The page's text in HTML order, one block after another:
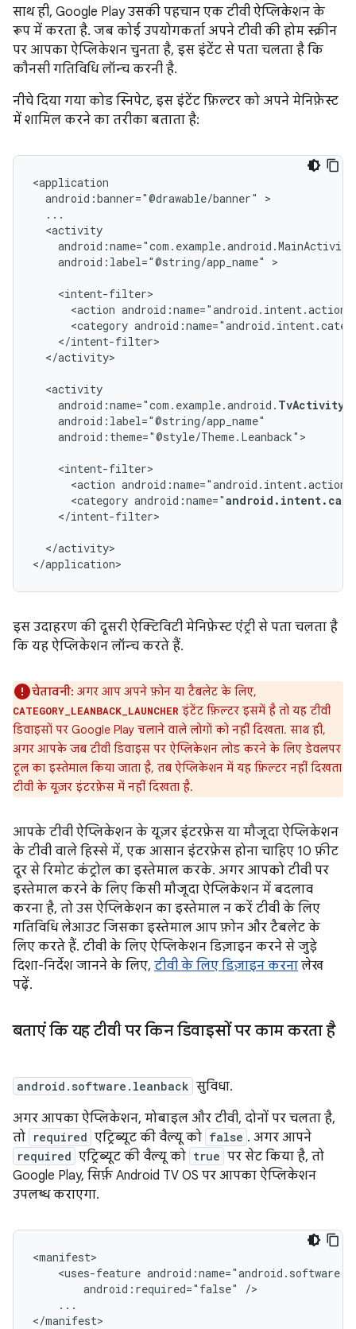
साथ ही, Google Play उसकी पहचान एक टीवी ऐप्लिकेशन के
रूप में करता है. जब कोई उपयोगकर्ता अपने टीवी की होम स्क्रीन
पर आपका ऐप्लिकेशन चुनता है, इस इंटेंट से पता चलता है कि
कौनसी गतिविधि लॉन्च करनी है.
नीचे दिया गया कोड स्निपेट, इस इंटेंट फ़िल्टर को अपने मेनिफ़ेस्ट
में शामिल करने का तरीका बताता है:
android:banner="@drawable/banner"
android:label="@string/app_name" >
<action
<category
</activity>
android:name="com.example.android. TvActivity
android:theme="@style/Theme.Leanback">
<action
<category android:name="
</intent-filter>
</activity>
</application>
इस उदाहरण की दूसरी ऐक्टिविटी मेनिफ़ेस्ट एंट्री से पता चलता है
कि यह ऐप्लिकेशन लॉन्च करते हैं.
चेतावनी: अगर आप अपने फ़ोन या टैबलेट के लिए,
CATEGORY_LEANBACK_LAUNCHER इंटेंट फ़िल्टर इसमें है तो यह टीवी
डिवाइसों पर Google Play चलाने वाले लोगों को नहीं दिखता. साथ ही,
अगर आपके जब टीवी डिवाइस पर ऐप्लिकेशन लोड करने के लिए डेवलपर
टूल का इस्तेमाल किया जाता है, तब ऐप्लिकेशन में यह फ़िल्टर नहीं दिखता
टीवी के यूज़र इंटरफ़ेस में नहीं दिखता है.
आपके टीवी ऐप्लिकेशन के यूज़र इंटरफ़ेस या मौजूदा ऐप्लिकेशन
के टीवी वाले हिस्से में, एक आसान इंटरफ़ेस होना चाहिए 10 फ़ीट
दूर से रिमोट कंट्रोल का इस्तेमाल करके. अगर आपको टीवी पर
इस्तेमाल करने के लिए किसी मौजूदा ऐप्लिकेशन में बदलाव
करना है, तो उस ऐप्लिकेशन का इस्तेमाल न करें टीवी के लिए
गतिविधि लेआउट जिसका इस्तेमाल आप फ़ोन और टैबलेट के
लिए करते हैं. टीवी के लिए ऐप्लिकेशन डिज़ाइन करने से जुड़े
दिशा-निर्देश जानने के लिए, टीवी के लिए डिज़ाइन करना लेख
पढ़ें.
बताएं कि यह टीवी पर किन डिवाइसों पर काम करता है
android.software.leanback सुविधा.
अगर आपका ऐप्लिकेशन, मोबाइल और टीवी, दोनों पर चलता है,
तो required एट्रिब्यूट की वैल्यू को false . अगर आपने
required एट्रिब्यूट की वैल्यू को true पर सेट किया है, तो
Google Play, सिर्फ़ Android TV OS पर आपका ऐप्लिकेशन
उपलब्ध कराएगा.
<uses-feature
android:required="false"
...
</manifest>